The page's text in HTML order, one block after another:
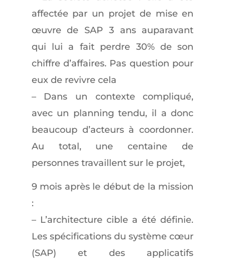
affectée par un projet de mise en
œuvre de SAP 3 ans auparavant
qui lui a fait perdre 30% de son
chiffre d’affaires. Pas question pour
eux de revivre cela
– Dans un contexte compliqué,
avec un planning tendu, il a donc
beaucoup d’acteurs à coordonner.
Au total, une centaine de
personnes travaillent sur le projet,
9 mois après le début de la mission
:
– L’architecture cible a été définie.
Les spécifications du système cœur
(SAP) et des applicatifs